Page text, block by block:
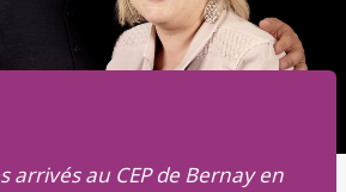
arrivés au CEP de Bernay en